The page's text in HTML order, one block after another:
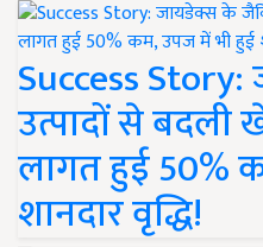
Success
उत्पादों से बदली
लागत हुई 50%
शानदार वृद्धि!